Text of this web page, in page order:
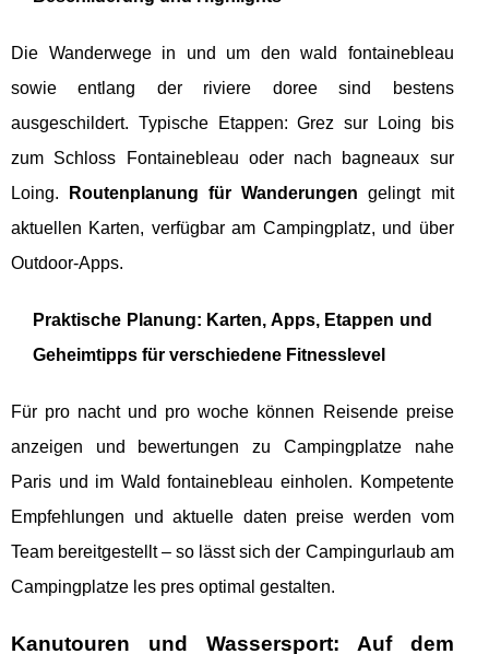
Die Wanderwege in und um den wald fontainebleau
sowie entlang der riviere doree sind bestens
ausgeschildert. Typische Etappen: Grez sur Loing bis
zum Schloss Fontainebleau oder nach bagneaux sur
Loing.
Routenplanung für Wanderungen gelingt mit
aktuellen Karten, verfügbar am Campingplatz, und über
Outdoor-Apps.
Praktische Planung: Karten, Apps, Etappen und
Geheimtipps für verschiedene Fitnesslevel
Für pro nacht und pro woche können Reisende preise
anzeigen und bewertungen zu Campingplatze nahe
Paris und im Wald fontainebleau einholen. Kompetente
Empfehlungen und aktuelle daten preise werden vom
Team bereitgestellt – so lässt sich der Campingurlaub am
Campingplatze les pres optimal gestalten.
Kanutouren und Wassersport: Auf dem